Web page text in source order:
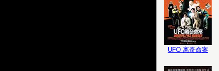
UFO 离奇命案